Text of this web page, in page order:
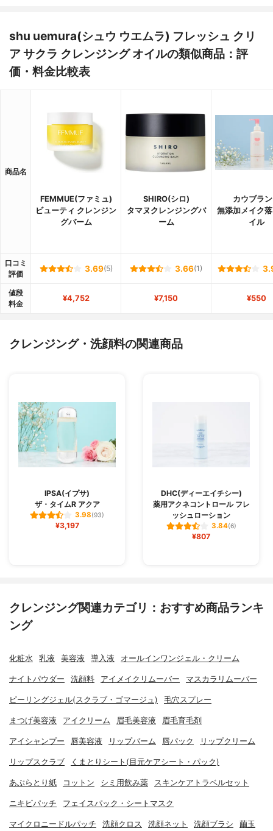
shu uemura(シュウ ウエムラ) フレッシュ クリ
ア サクラ クレンジング オイルの類似商品：評
価・料金比較表
商品名
FEMMUE(ファミュ)
ビューティ クレンジン
グバーム
SHIRO(シロ)
タマヌクレンジングバ
ーム
カウブラ
無添加メイク
イル
口コミ
評価
3.69(5) 3.66(1)
値段
料金
¥4,752 ¥7,150 ¥550
クレンジング・洗顔料の関連商品
IPSA(イプサ)
ザ・タイムR アクア
3.98(93)
¥3,197
DHC(ディーエイチシー)
薬用アクネコントロール フレ
ッシュローション
3.84(6)
¥807
クレンジング関連カテゴリ：おすすめ商品ランキ
ング
化粧水 乳液 美容液 導入液 オールインワンジェル・クリーム
ナイトパウダー 洗顔料 アイメイクリムーバー マスカラリムーバー
ピーリングジェル(スクラブ・ゴマージュ) 毛穴スプレー
まつげ美容液 アイクリーム 眉毛美容液 眉毛育毛剤
アイシャンプー 唇美容液 リップバーム 唇パック リップクリーム
リップスクラブ くまとりシート(目元ケアシート・パック)
あぶらとり紙 コットン シミ用飲み薬 スキンケアトラベルセット
ニキビパッチ フェイスパック・シートマスク
マイクロニードルパッチ 洗顔クロス 洗顔ネット 洗顔ブラシ 繭玉